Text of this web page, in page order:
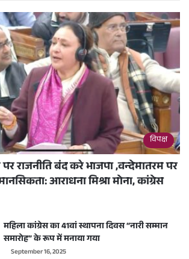
विपक्ष
राजनीति बंद करे भाजपा ,वन्देमातरम पर
आराधना मिश्रा मोना, कांग्रेस
महिला कांग्रेस का 41वां स्थापना दिवस “नारी सम्मान
समारोह” के रूप में मनाया गया
September 16, 2025